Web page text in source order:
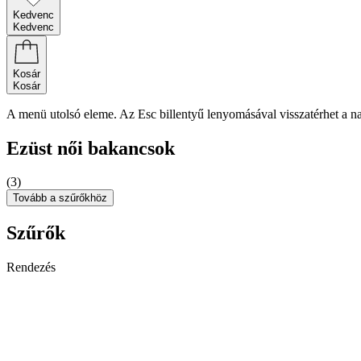
Kedvenc
Kedvenc
Kosár
Kosár
A menü utolsó eleme. Az Esc billentyű lenyomásával visszatérhet a
Ezüst női bakancsok
(3)
Tovább a szűrőkhöz
Szűrők
Rendezés